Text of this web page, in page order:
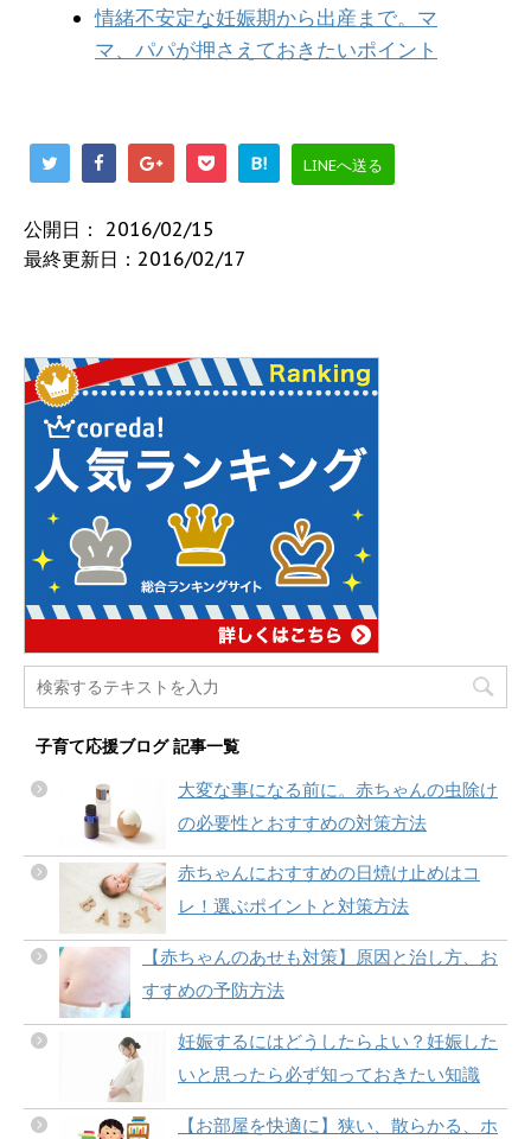
情緒不安定な妊娠期から出産まで。マ
マ、パパが押さえておきたいポイント
B! LINEへ送る
公開日： 2016/02/15
最終更新日：2016/02/17
子育て応援ブログ 記事一覧
大変な事になる前に。赤ちゃんの虫除け
の必要性とおすすめの対策方法
赤ちゃんにおすすめの日焼け止めはコ
レ！選ぶポイントと対策方法
【赤ちゃんのあせも対策】原因と治し方、お
すすめの予防方法
妊娠するにはどうしたらよい？妊娠した
いと思ったら必ず知っておきたい知識
【お部屋を快適に】狭い、散らかる、ホ